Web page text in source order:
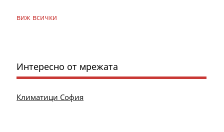
виж всички
Интересно от мрежата
Климатици София